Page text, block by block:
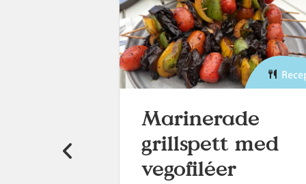
Marinerade
grillspett med
vegofiléer